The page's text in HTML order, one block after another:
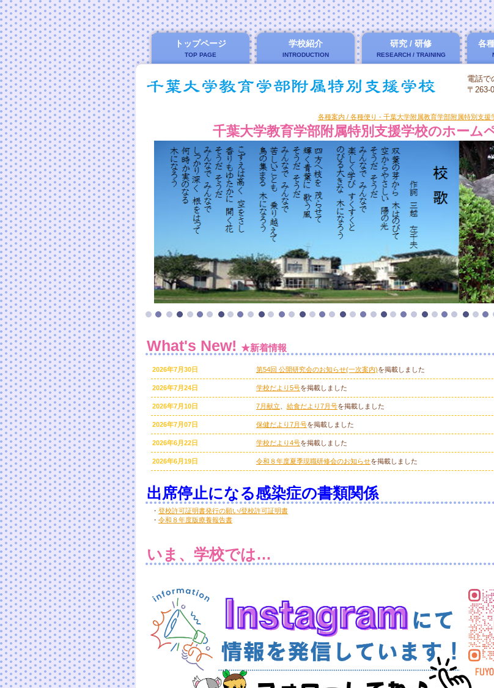
電話で
〒263-
各種案内 / 各種便り - 千葉大学附属教育学部附属特別支援
千葉大学教育学部附属特別支援学校のホーム
What's New! ★新着情報
2026年7月30日 第54回 公開研究会のお知らせ(一次案内)を掲載しました
2026年7月24日 学校だより5号を掲載しました
2026年7月10日 7月献立 給食だより7月号を掲載しました
2026年7月07日 保健だより7月号を掲載しました
2026年6月22日 学校だより4号を掲載しました
2026年6月19日 令和８年度夏季現職研修会のお知らせを掲載しました
出席停止になる感染症の書類関係
・ 登校許可証明書発行の願い/登校許可証明書
・ 令和８年度版療養報告書
いま、学校では…
トップページ
TOP PAGE
学校紹介
INTRODUCTION
研究 / 研修
RESEARCH / TRAINING
各